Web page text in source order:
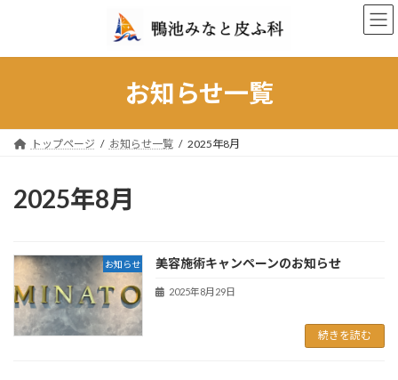
ン
キ
ー
に
お知らせ一覧
トップページ お知らせ一覧 2025年8月
2025年8月
お知らせ 美容施術キャンペーンのお知らせ
2025年8月29日
続きを読む